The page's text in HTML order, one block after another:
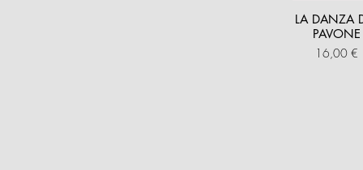
LA DANZA
PAVONE
Prezzo
16,00 €